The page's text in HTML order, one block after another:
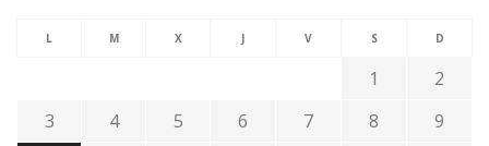
L M X J V S D
1
2
3
4 5 6 7 8
9